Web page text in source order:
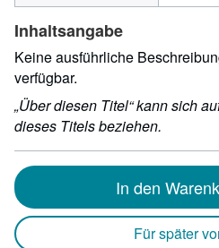
Inhaltsangabe
Keine ausführliche
verfügbar.
„Über diesen Titel“ kann sich
dieses Titels beziehen.
In den
Für später